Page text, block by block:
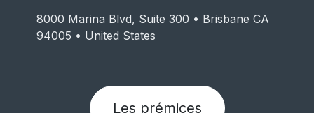
Les prémices
8000 Marina Blvd, Suite 300 • Brisbane CA
94005 • United States